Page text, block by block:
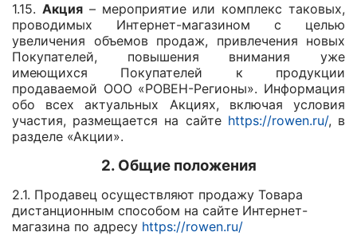
1.15. Акция– мероприятие или комплекс таковых,
проводимых Интернет-магазином с целью
увеличения объемов продаж, привлечения новых
Покупателей, повышения внимания уже
имеющихся Покупателей к продукции
продаваемой ООО «РОВЕН-Регионы». Информация
обо всех актуальных Акциях, включая условия
участия, размещается на сайте https://rowen.ru/, в
разделе «Акции».
2. Общие положения
2.1. Продавец осуществляют продажу Товара
дистанционным способом на сайте Интернет-
магазина по адресу https://rowen.ru/